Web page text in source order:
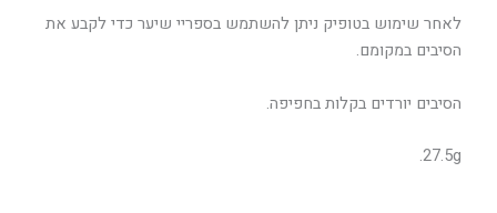
לאחר שימוש בטופיק ניתן להשתמש בספריי שיער כדי לקבע את
הסיבים במקומם.
הסיבים יורדים בקלות בחפיפה.
27.5g.